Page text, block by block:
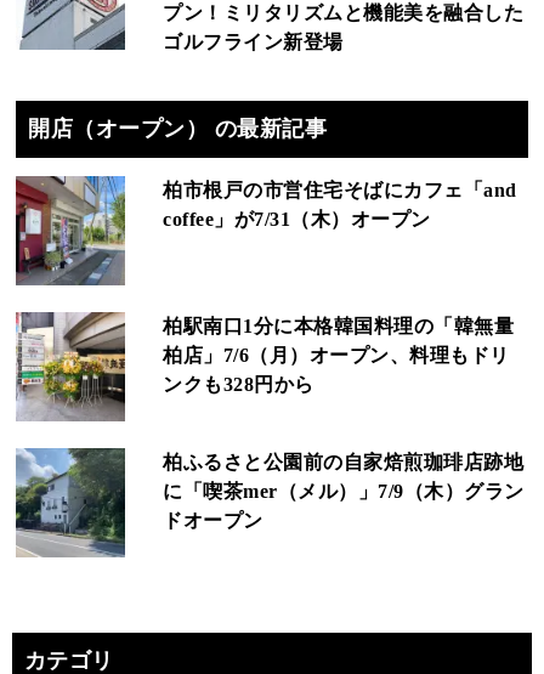
プン！ミリタリズムと機能美を融合した
ゴルフライン新登場
開店（オープン） の最新記事
柏市根戸の市営住宅そばにカフェ「and
coffee」が7/31（木）オープン
柏駅南口1分に本格韓国料理の「韓無量
柏店」7/6（月）オープン、料理もドリ
ンクも328円から
柏ふるさと公園前の自家焙煎珈琲店跡地
に「喫茶mer（メル）」7/9（木）グラン
ドオープン
カテゴリ